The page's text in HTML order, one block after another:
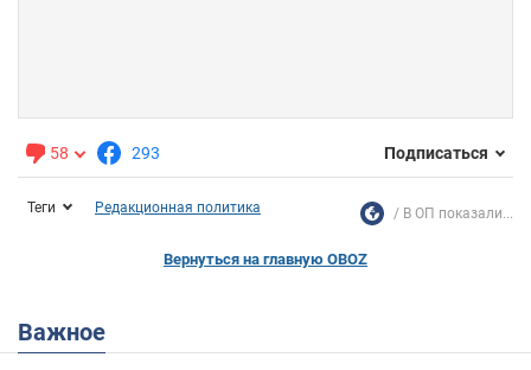
58 293 Подписаться
Теги Редакционная политика В ОП показали...
Вернуться на главную OBOZ
Важное